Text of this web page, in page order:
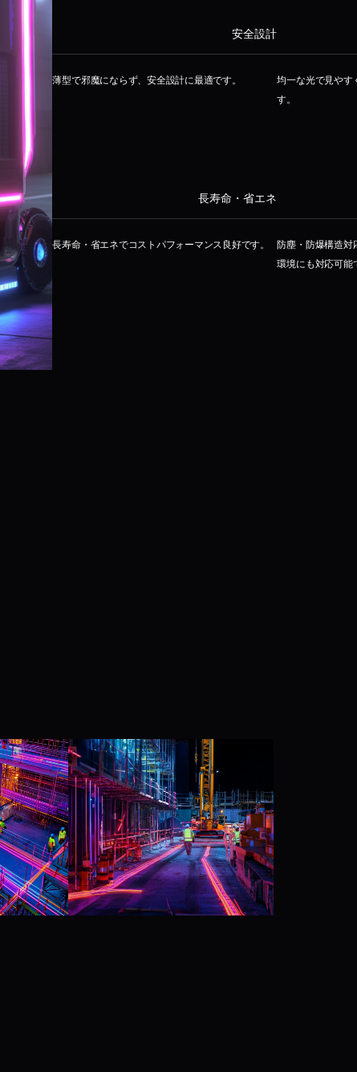
安全設計
薄型で邪魔にならず、安全設計に最適です。
均一な光で見やす
す。
長寿命・省エネ
長寿命・省エネでコストパフォーマンス良好です。
防塵・防爆構造対
環境にも対応可能